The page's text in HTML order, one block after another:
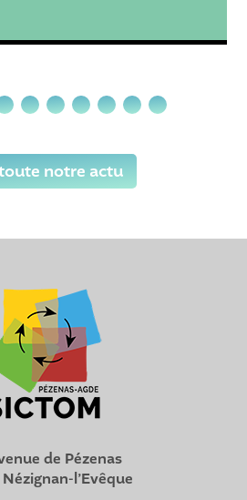
notre actu
de Pézenas
l’Evêque